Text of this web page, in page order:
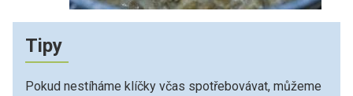
Tipy
Pokud nestíháme klíčky včas spotřebovávat, můžeme